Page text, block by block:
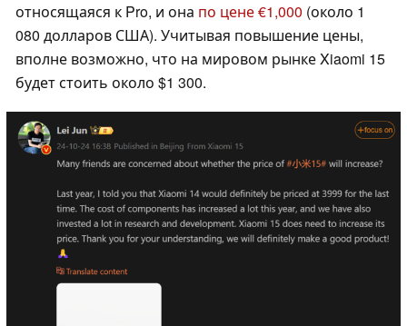
относящаяся к Pro, и она по цене €1,000 (около 1
080 долларов США). Учитывая повышение цены,
вполне возможно, что на мировом рынке Xiaomi 15
будет стоить около $1 300.